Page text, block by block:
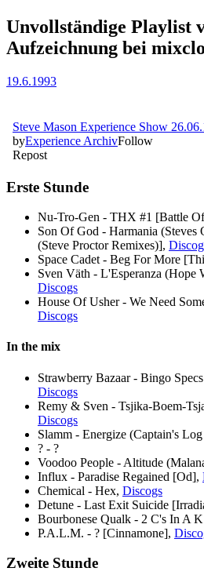
Unvollständige Playlist
Aufzeichnung bei
19.6.1993
Erste Stunde
Nu-Tro-Gen - THX #1 [Battle
Son Of God - Harmania (Steves
(Steve Proctor Remixes)],
Space Cadet - Beg For More
Sven Väth - L'Esperanza
Discogs
House Of Usher - We Need
Discogs
In the mix
Strawberry Bazaar - Bingo
Discogs
Remy & Sven - Tsjika-Boem-
Discogs
Slamm - Energize (Captain's
? - ?
Voodoo People - Altitude
Influx - Paradise Regained [Od],
Chemical - Hex, Discogs
Detune - Last Exit Suicide
Bourbonese Qualk - 2 C's In A
P.A.L.M. - ? [Cinnamone],
Zweite Stunde